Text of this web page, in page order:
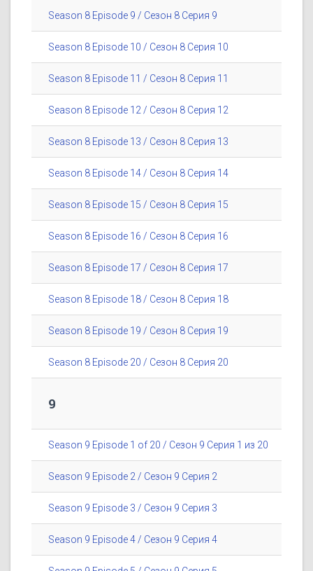
Season 8 Episode 9 / Сезон 8 Серия 9
Season 8 Episode 10 / Сезон 8 Серия 10
Season 8 Episode 11 / Сезон 8 Серия 11
Season 8 Episode 12 / Сезон 8 Серия 12
Season 8 Episode 13 / Сезон 8 Серия 13
Season 8 Episode 14 / Сезон 8 Серия 14
Season 8 Episode 15 / Сезон 8 Серия 15
Season 8 Episode 16 / Сезон 8 Серия 16
Season 8 Episode 17 / Сезон 8 Серия 17
Season 8 Episode 18 / Сезон 8 Серия 18
Season 8 Episode 19 / Сезон 8 Серия 19
Season 8 Episode 20 / Сезон 8 Серия 20
9
Season 9 Episode 1 of 20 / Сезон 9 Серия 1 из 20
Season 9 Episode 2 / Сезон 9 Серия 2
Season 9 Episode 3 / Сезон 9 Серия 3
Season 9 Episode 4 / Сезон 9 Серия 4